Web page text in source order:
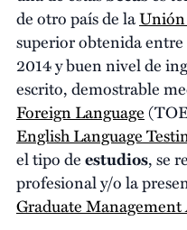
de otro país de la
superior obtenida
2014 y buen nivel de
escrito, demostrable
Foreign Language
English Language
el tipo deestudios, se
profesional y/o la
Graduate Management